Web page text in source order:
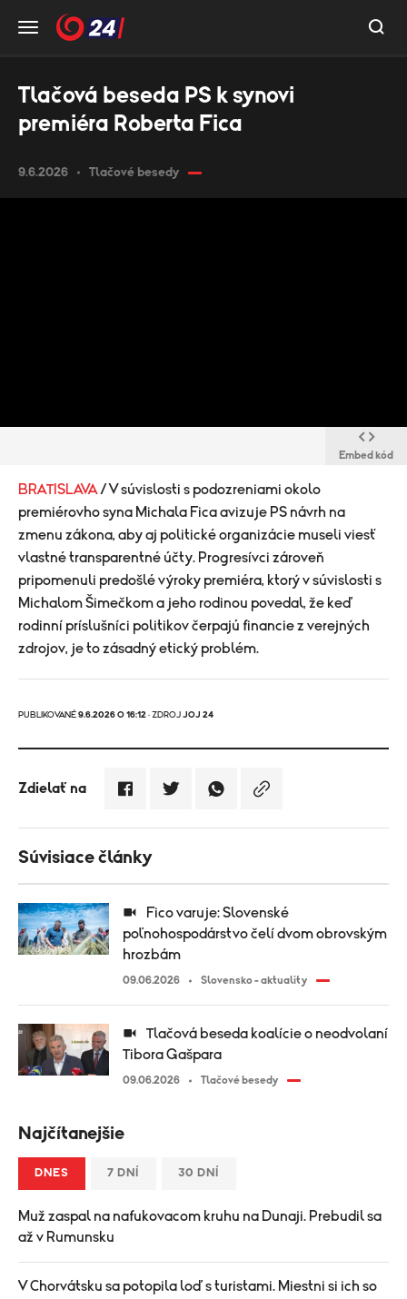
9.6.2026 Tlačové besedy
Tlačová beseda PS k synovi
premiéra Roberta Fica
Embed kód
BRATISLAVA / V súvislosti s podozreniami okolo
premiérovho syna Michala Fica avizuje PS návrh na
zmenu zákona, aby aj politické organizácie museli viesť
vlastné transparentné účty. Progresívci zároveň
pripomenuli predošlé výroky premiéra, ktorý v súvislosti s
Michalom Šimečkom a jeho rodinou povedal, že keď
rodinní príslušníci politikov čerpajú financie z verejných
zdrojov, je to zásadný etický problém.
PUBLIKOVANÉ 9.6.2026 O 16:12 · ZDROJ JOJ 24
Zdielať na
Súvisiace články
poľnohospodárstvo čelí dvom obrovským
hrozbám
09.06.2026 Slovensko - aktuality
Tibora Gašpara
09.06.2026 Tlačové besedy
Najčítanejšie
DNES 7 DNÍ 30 DNÍ
Muž zaspal na nafukovacom kruhu na Dunaji. Prebudil sa
až v Rumunsku
V Chorvátsku sa potopila loď s turistami. Miestni si ich so